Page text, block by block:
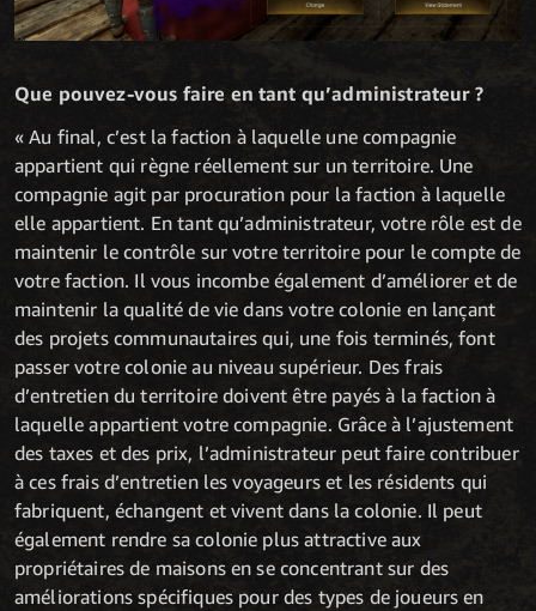
Que pouvez-vous faire en tant qu’administrateur ?
« Au final, c’est la faction à laquelle une compagnie
appartient qui règne réellement sur un territoire. Une
compagnie agit par procuration pour la faction à laquelle
elle appartient. En tant qu’administrateur, votre rôle est de
maintenir le contrôle sur votre territoire pour le compte de
votre faction. Il vous incombe également d’améliorer et de
maintenir la qualité de vie dans votre colonie en lançant
des projets communautaires qui, une fois terminés, font
passer votre colonie au niveau supérieur. Des frais
d’entretien du territoire doivent être payés à la faction à
laquelle appartient votre compagnie. Grâce à l’ajustement
des taxes et des prix, l’administrateur peut faire contribuer
à ces frais d’entretien les voyageurs et les résidents qui
fabriquent, échangent et vivent dans la colonie. Il peut
également rendre sa colonie plus attractive aux
propriétaires de maisons en se concentrant sur des
améliorations spécifiques pour des types de joueurs en